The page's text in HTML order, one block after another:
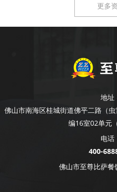
更多
地址
佛山市南海区桂城街道佛平二路（
编16室02单元
电话
400-
佛山市至尊比萨餐